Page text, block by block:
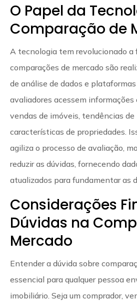
O Papel da
Comparação de
A tecnologia tem revolucionado a
comparações de mercado são
de análise de dados e
avaliadores acessem
vendas de imóveis, tendências de
características de propriedades.
agiliza o processo de avaliação,
reduzir as dúvidas, fornecendo
atualizados para fundamentar as
Considerações
Dúvidas na
Mercado
Entender a dúvida sobre
essencial para qualquer pessoa
imobiliário. Seja um comprador,